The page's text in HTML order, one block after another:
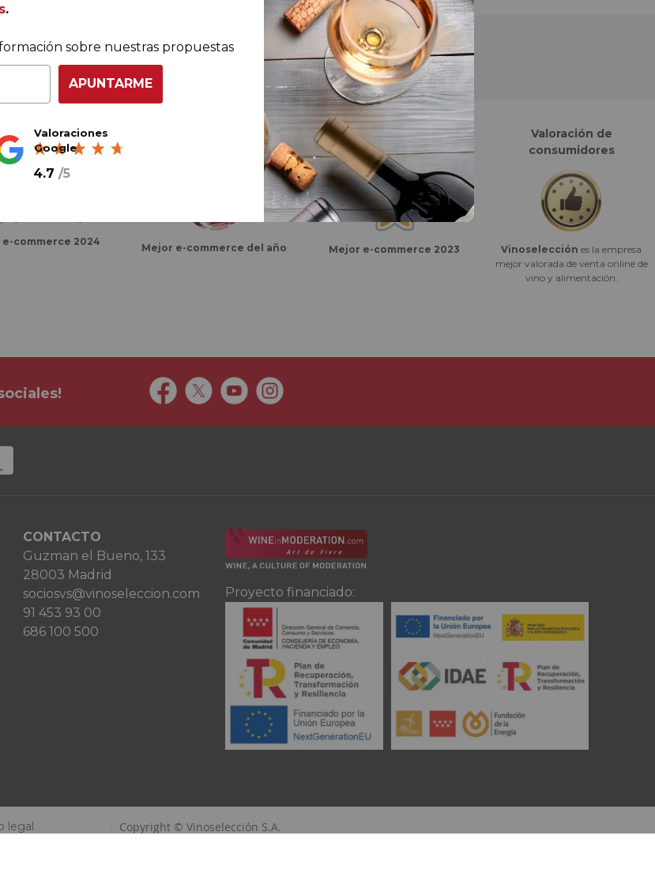
CON TOTAL CONFIANZA
Más de 180.000 clientes ya lo hacen
eCommerce
España
e-commerce 2024
Ganador eAwards 2023
Mejor e-commerce del año
Finalistas eCommerce
Awards España
Mejor e-commerce 2023
Valoración de
consumidores
Vinoselección es la empresa
mejor valorada de venta online de
vino y alimentación.
CONTACTO
Guzman el Bueno, 133
28003 Madrid
sociosvs@vinoseleccion.com
91 453 93 00
686 100 500
Proyecto financiado:
legal
Copyright © Vinoselección S.A.
.
sobre nuestras propuestas
APUNTARME
Valoraciones
Google
4.7 /5